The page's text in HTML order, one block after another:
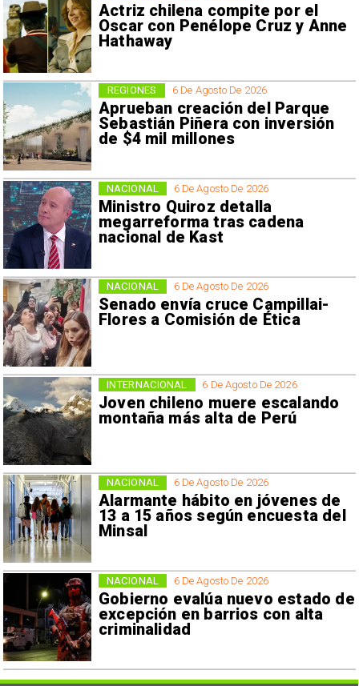
Actriz chilena compite por el
Oscar con Penélope Cruz y Anne
Hathaway
6 De Agosto De 2026
Aprueban creación del Parque
Sebastián Piñera con inversión
de $4 mil millones
REGIONES
6 De Agosto De 2026
Ministro Quiroz detalla
megarreforma tras cadena
nacional de Kast
NACIONAL
6 De Agosto De 2026
Senado envía cruce Campillai-
Flores a Comisión de Ética
NACIONAL
6 De Agosto De 2026
Joven chileno muere escalando
montaña más alta de Perú
INTERNACIONAL
6 De Agosto De 2026
Alarmante hábito en jóvenes de
13 a 15 años según encuesta del
Minsal
NACIONAL
6 De Agosto De 2026
Gobierno evalúa nuevo estado de
excepción en barrios con alta
criminalidad
NACIONAL